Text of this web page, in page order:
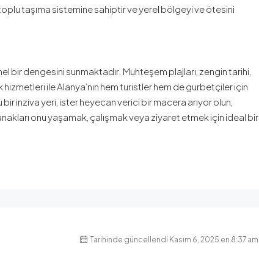
taşıma sistemine sahiptir ve yerel bölgeyi ve ötesini
bir dengesini sunmaktadır. Muhteşem plajları, zengin tarihi,
ile Alanya’nın hem turistler hem de gurbetçiler için
inziva yeri, ister heyecan verici bir macera arıyor olun,
onu yaşamak, çalışmak veya ziyaret etmek için ideal bir
Tarihinde güncellendi Kasım 6, 2025 en 8:37 am